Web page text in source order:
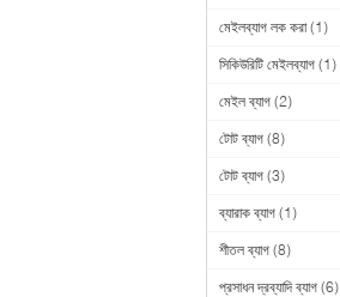
মেইলব্যাগ লক করা (1)
সিকিউরিটি মেইলব্যাগ (1)
মেইল ব্যাগ (2)
টোট ব্যাগ (8)
টোট ব্যাগ (3)
ব্যারাক ব্যাগ (1)
শীতল ব্যাগ (8)
প্রসাধন দ্রব্যাদি ব্যাগ (6)